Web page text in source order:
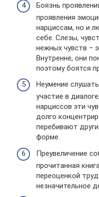
Боязнь
проявления
нарциссам, но и
себе. Слезы,
нежных чувств –
Внутренне, они
поэтому боятся
Неумение
участие в
нарциссов эти
долго
перебивают
форме.
Преувеличение
прочитанная
переоценкой
незначительное